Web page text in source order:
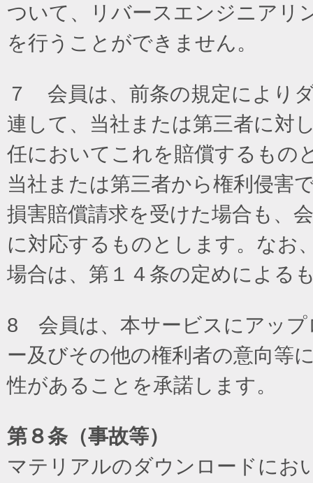
ついて、リバースエンジニアリ
を行うことができません。
７ 会員は、前条の規定により
連して、当社または第三者に対
任においてこれを賠償するもの
当社または第三者から権利侵害
損害賠償請求を受けた場合も、
に対応するものとします。なお
場合は、第１４条の定めによる
8 会員は、本サービスにアップ
ー及びその他の権利者の意向等
性があることを承諾します。
第８条（事故等）
マテリアルのダウンロードにお